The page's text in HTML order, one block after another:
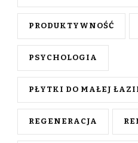
PRODUKTYWNOŚĆ
PSYCHOLOGIA
PŁYTKI DO MAŁEJ
REGENERACJA